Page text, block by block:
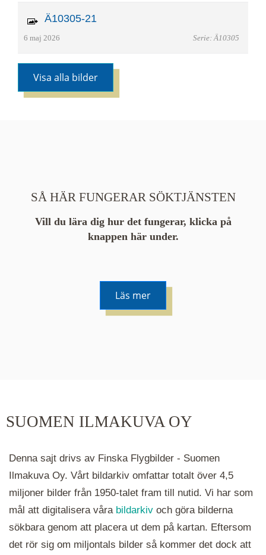
Ä10305-21
6 maj 2026 Serie: Ä10305
Visa alla bilder
SÅ HÄR FUNGERAR SÖKTJÄNSTEN
Vill du lära dig hur det fungerar, klicka på
knappen här under.
Läs mer
hålla ned ctrl-tangenten och scrolla.
SUOMEN ILMAKUVA OY
Denna sajt drivs av Finska Flygbilder - Suomen
Ilmakuva Oy. Vårt bildarkiv omfattar totalt över 4,5
miljoner bilder från 1950-talet fram till nutid. Vi har som
mål att digitalisera våra bildarkiv och göra bilderna
sökbara genom att placera ut dem på kartan. Eftersom
det rör sig om miljontals bilder så kommer det dock att